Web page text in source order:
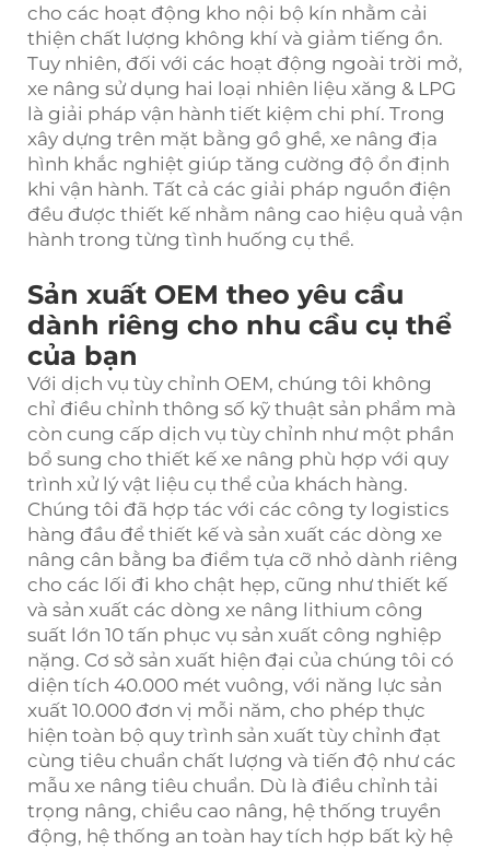
cho các hoạt động kho nội bộ kín nhằm cải
thiện chất lượng không khí và giảm tiếng ồn.
Tuy nhiên, đối với các hoạt động ngoài trời mở,
xe nâng sử dụng hai loại nhiên liệu xăng & LPG
là giải pháp vận hành tiết kiệm chi phí. Trong
xây dựng trên mặt bằng gồ ghề, xe nâng địa
hình khắc nghiệt giúp tăng cường độ ổn định
khi vận hành. Tất cả các giải pháp nguồn điện
đều được thiết kế nhằm nâng cao hiệu quả vận
hành trong từng tình huống cụ thể.
Sản xuất OEM theo yêu cầu
dành riêng cho nhu cầu cụ thể
của bạn
Với dịch vụ tùy chỉnh OEM, chúng tôi không
chỉ điều chỉnh thông số kỹ thuật sản phẩm mà
còn cung cấp dịch vụ tùy chỉnh như một phần
bổ sung cho thiết kế xe nâng phù hợp với quy
trình xử lý vật liệu cụ thể của khách hàng.
Chúng tôi đã hợp tác với các công ty logistics
hàng đầu để thiết kế và sản xuất các dòng xe
nâng cân bằng ba điểm tựa cỡ nhỏ dành riêng
cho các lối đi kho chật hẹp, cũng như thiết kế
và sản xuất các dòng xe nâng lithium công
suất lớn 10 tấn phục vụ sản xuất công nghiệp
nặng. Cơ sở sản xuất hiện đại của chúng tôi có
diện tích 40.000 mét vuông, với năng lực sản
xuất 10.000 đơn vị mỗi năm, cho phép thực
hiện toàn bộ quy trình sản xuất tùy chỉnh đạt
cùng tiêu chuẩn chất lượng và tiến độ như các
mẫu xe nâng tiêu chuẩn. Dù là điều chỉnh tải
trọng nâng, chiều cao nâng, hệ thống truyền
động, hệ thống an toàn hay tích hợp bất kỳ hệ